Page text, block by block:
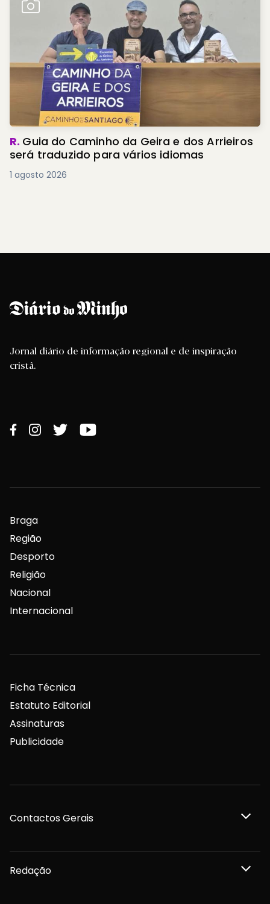
R. Guia do Caminho da Geira e dos Arrieiros
será traduzido para vários idiomas
1 agosto 2026
Jornal diário de informação regional e de inspiração
cristã.
Braga
Região
Desporto
Religião
Nacional
Internacional
Ficha Técnica
Estatuto Editorial
Assinaturas
Publicidade
Contactos Gerais
Redação